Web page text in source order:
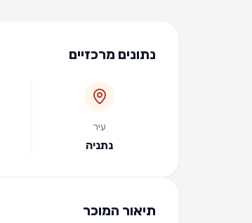
נתונים מרכזיים
עיר
נתניה
תיאור המוכר